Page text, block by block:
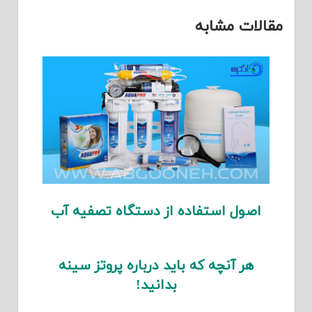
مقالات مشابه
اصول استفاده از دستگاه تصفیه آب
هر آنچه که باید درباره پروتز سینه
بدانید!